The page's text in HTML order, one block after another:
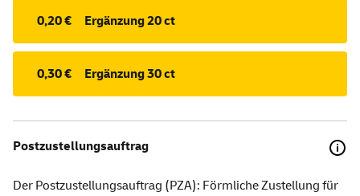
0,20 € Ergänzung 20 ct
0,30 € Ergänzung 30 ct
Postzustellungsauftrag
Der Postzustellungsauftrag (PZA): Förmliche Zustellung für